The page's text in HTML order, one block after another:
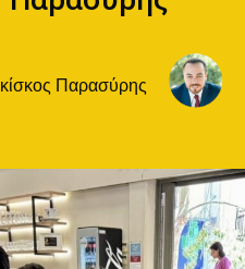
Παρασύρης